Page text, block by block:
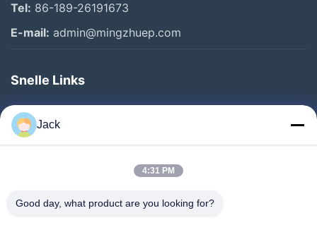
Tel: 86-189-26191673
E-mail: admin@mingzhuep.com
Snelle Links
Thuis
Producten
Kwaliteitscontrole
Jack
4:31 PM
Good day, what product are you looking for?